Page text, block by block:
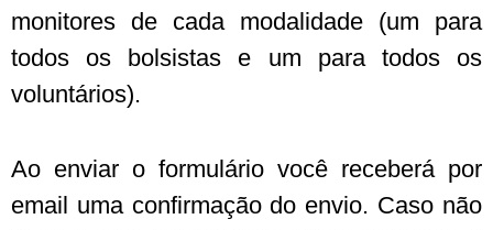
monitores de cada modalidade (um para
todos os bolsistas e um para todos os
voluntários).
Ao enviar o formulário você receberá por
email uma confirmação do envio. Caso não